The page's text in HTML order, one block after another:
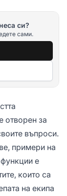
си?
сами.
отворен за
въпроси.
примери на
е
които са
на екипа